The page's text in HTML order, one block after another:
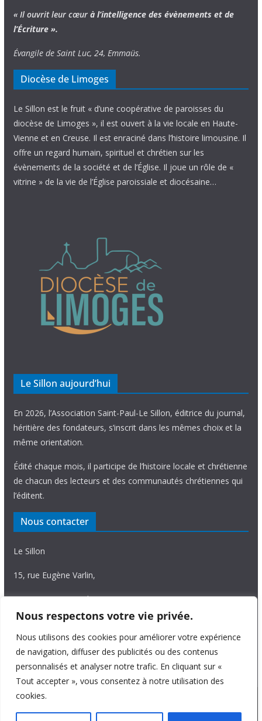
Nous respectons votre vie privée.
Nous utilisons des cookies pour améliorer votre expérience
de navigation, diffuser des publicités ou des contenus
personnalisés et analyser notre trafic. En cliquant sur «
Tout accepter », vous consentez à notre utilisation des
cookies.
« Il ouvrit leur cœur à l’intelligence des évènements et de
l’Écriture ».
Évangile de Saint Luc, 24, Emmaüs.
Diocèse de Limoges
Le Sillon est le fruit « d’une coopérative de paroisses du
diocèse de Limoges », il est ouvert à la vie locale en Haute-
Vienne et en Creuse. Il est enraciné dans l’histoire limousine. Il
offre un regard humain, spirituel et chrétien sur les
évènements de la société et de l’Église. Il joue un rôle de «
vitrine » de la vie de l’Église paroissiale et diocésaine…
Le Sillon aujourd’hui
En 2026, l’Association Saint-Paul-Le Sillon, éditrice du journal,
héritière des fondateurs, s’inscrit dans les mêmes choix et la
même orientation.
Édité chaque mois, il participe de l’histoire locale et chrétienne
de chacun des lecteurs et des communautés chrétiennes qui
l’éditent.
Nous contacter
Le Sillon
15, rue Eugène Varlin,
87036 Limoges Cedex.
Tél. 05 55 06 14 15
Nous écrire